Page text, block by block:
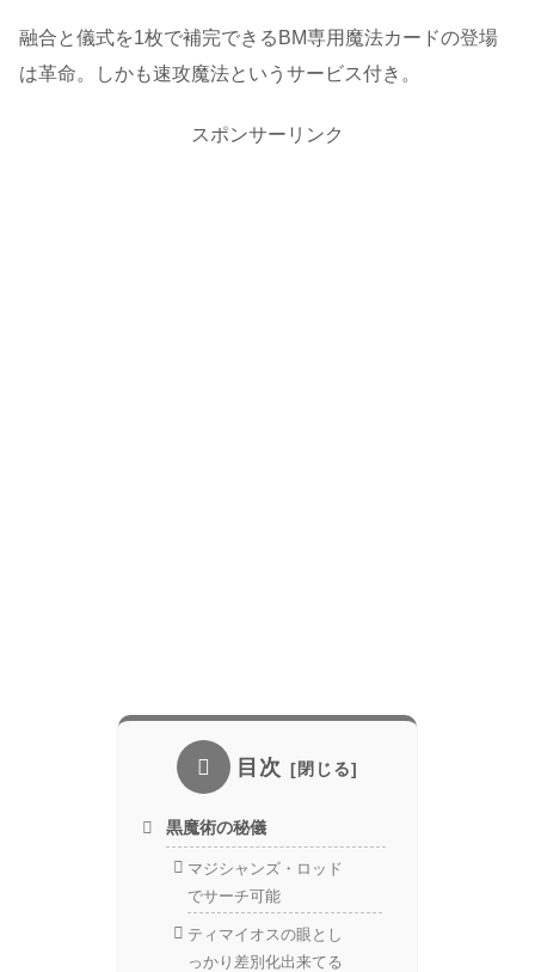
融合と儀式を1枚で補完できるBM専用魔法カードの登場
は革命。しかも速攻魔法というサービス付き。
スポンサーリンク
目次
黒魔術の秘儀
マジシャンズ・ロッド
でサーチ可能
ティマイオスの眼とし
っかり差別化出来てる